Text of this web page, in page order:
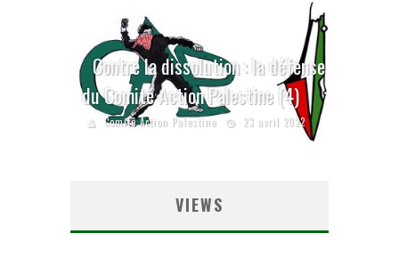
Contre la dissolution : la défense
du Comité Action Palestine (4)
Comité Action Palestine 23 avril 2022
VIEWS